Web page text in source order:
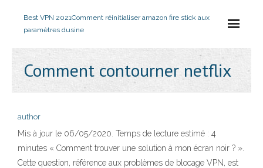
Best VPN 2021Comment réinitialiser amazon fire stick aux
paramètres dusine
Comment contourner netflix
author
Mis à jour le 06/05/2020. Temps de lecture estimé : 4
minutes « Comment trouver une solution à mon écran noir ? ».
Cette question, référence aux problèmes de blocage VPN, est